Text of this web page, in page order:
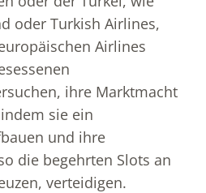
oder Turkish Airlines,
Airlines
ihre Marktmacht
sie ein
und ihre
die begehrten Slots an
verteidigen.